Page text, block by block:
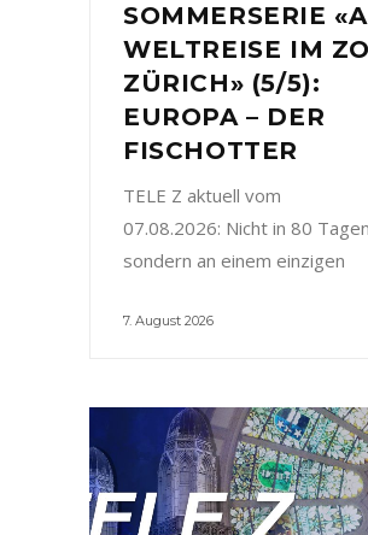
SOMMERSERIE
WELTREISE IM
ZÜRICH» (5/5):
EUROPA – DER
FISCHOTTER
TELE Z aktuell vom
07.08.2026: Nicht in 80
sondern an einem einzigen
7. August 2026